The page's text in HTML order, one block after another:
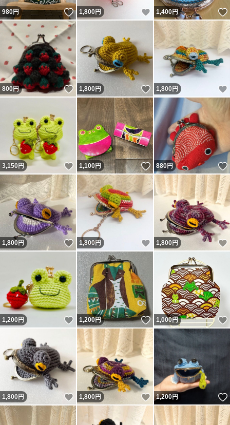
980円 いいね！
1,800円 いいね！
1,400円
800円 いいね！
1,800円 いいね！
1,800 円
3,150円 いいね！
1,100円 いいね！
880円
1,800円 いいね！
1,800円 いいね！
1,800円
1,200円 いいね！
1,200円 いいね！
1,000円
1,800円 いいね！
1,800円 いいね！
1,200円